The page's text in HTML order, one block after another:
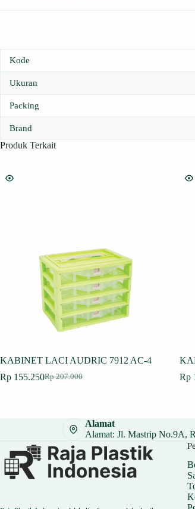
Kode
Ukuran
Packing
Brand
Produk Terkait
KABINET LACI AUDRIC 7912 AC-4
Rp207.000
Harga
Rp 155.250Harga
Rp 155.250.
Rp
Alamat
Alamat: Jl. Mastrip No.9A,